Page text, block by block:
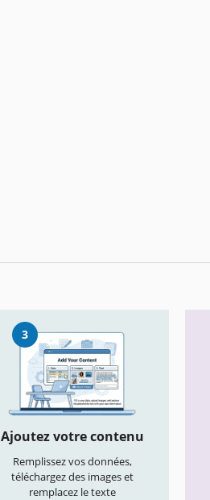
3
Ajoutez votre contenu
Remplissez vos données,
téléchargez des images et
remplacez le texte